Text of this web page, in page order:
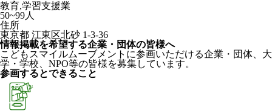
教育,学習支援業
50~99人
住所
東京都 江東区北砂 1-3-36
情報掲載を希望する企業・団体の皆様へ
こどもスマイルムーブメントに参画いただける企業・団体、大
学・学校、NPO等の皆様を募集しています。
参画するとできること